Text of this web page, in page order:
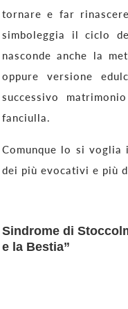
tornare e far
simboleggia il ciclo
nasconde anche la
oppure versione
successivo
fanciulla.
Comunque lo si voglia
dei più evocativi e più
Sindrome di
e la Bestia”